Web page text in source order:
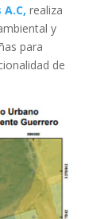
realiza
y
para
de